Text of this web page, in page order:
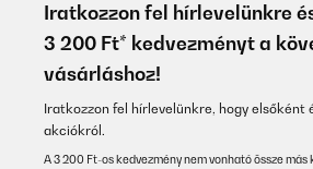
Iratkozzon fel hírlevelünkre
3 200 Ft* kedvezményt a
vásárláshoz!
Iratkozzon fel hírlevelünkre, hogy elsőként
akciókról.
A 3 200 Ft-os kedvezmény nem vonható össze